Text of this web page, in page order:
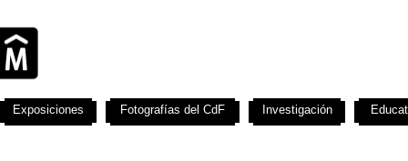
Exposiciones Fotografías del CdF Investigación